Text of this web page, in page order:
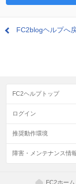
FC2blogヘルプへ
FC2ヘルプトップ
ログイン
推奨動作環境
障害・メンテナンス情